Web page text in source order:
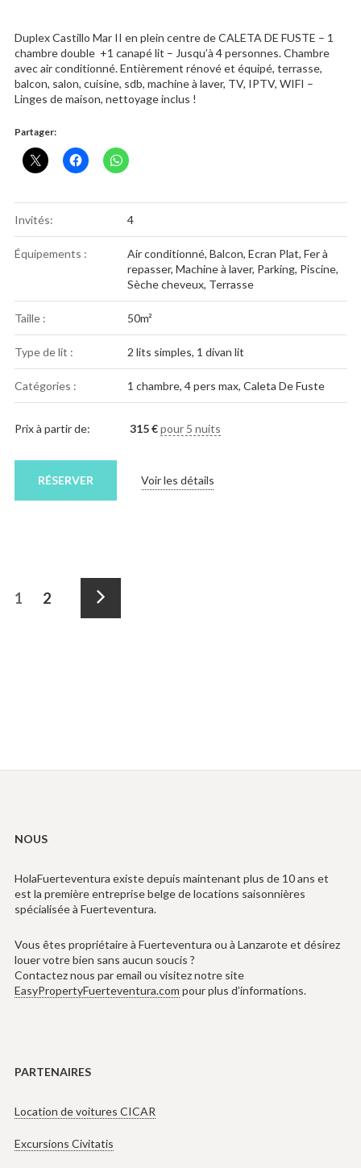
Duplex Castillo Mar II en plein centre de CALETA DE FUSTE – 1
chambre double +1 canapé lit – Jusqu’à 4 personnes. Chambre
avec air conditionné. Entièrement rénové et équipé, terrasse,
balcon, salon, cuisine, sdb, machine à laver, TV, IPTV, WIFI –
Linges de maison, nettoyage inclus !
Partager:
Invités: 4
Équipements : Air conditionné, Balcon, Ecran Plat, Fer à
repasser, Machine à laver, Parking, Piscine,
Sèche cheveux, Terrasse
Taille : 50m²
Type de lit : 2 lits simples, 1 divan lit
Catégories : 1 chambre, 4 pers max, Caleta De Fuste
Prix à partir de: 315€ pour 5 nuits
Voir les détails
RÉSERVER
Pagination
Page
1 Page
2
NOUS
HolaFuerteventura existe depuis maintenant plus de 10 ans et
est la première entreprise belge de locations saisonnières
spécialisée à Fuerteventura.
Vous êtes propriétaire à Fuerteventura ou à Lanzarote et désirez
louer votre bien sans aucun soucis ?
Contactez nous par email ou visitez notre site
EasyPropertyFuerteventura.com pour plus d’informations.
PARTENAIRES
Location de voitures CICAR
Excursions Civitatis